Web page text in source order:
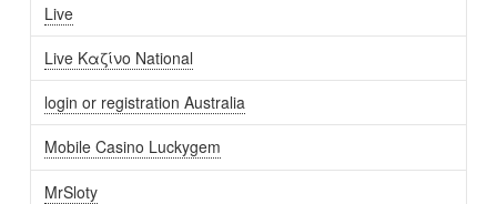
Live
Live Καζίνο National
login or registration Australia
Mobile Casino Luckygem
MrSloty